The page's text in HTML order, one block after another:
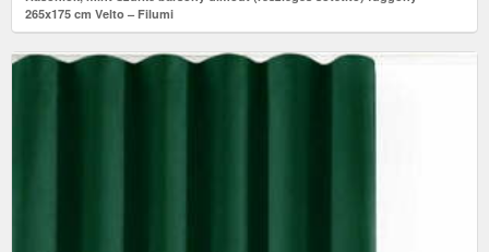
265x175 cm Velto – Filumi